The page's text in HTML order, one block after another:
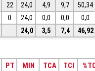
22 24,0 4,9 9,7
50,34
0 24,0 0,0 0,0
0,0
24,0 3,5 7,4 46,92
PT MIN TCA TCI